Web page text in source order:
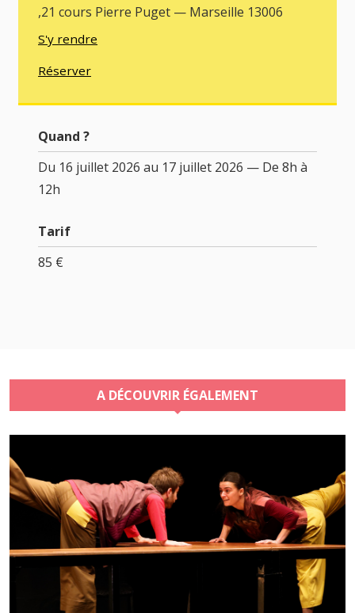
,21 cours Pierre Puget — Marseille 13006
S'y rendre
Réserver
Quand ?
Du 16 juillet 2026 au 17 juillet 2026 — De 8h à
12h
Tarif
85 €
A DÉCOUVRIR ÉGALEMENT